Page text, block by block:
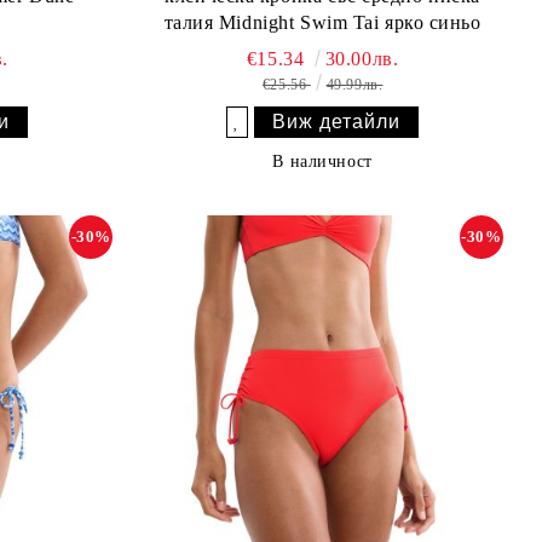
талия Midnight Swim Tai ярко синьо
€15.34 30.00лв.
€25.56 49.99лв.
Виж детайли
В наличност
-30% -30%